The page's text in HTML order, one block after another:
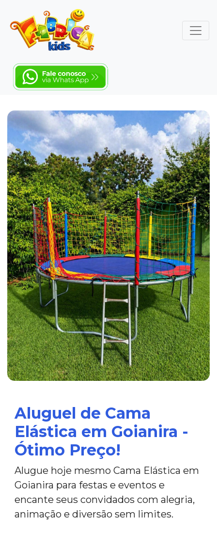
Aluguel de Cama
Elástica em Goianira -
Ótimo Preço!
Alugue hoje mesmo Cama Elástica em
Goianira para festas e eventos e
encante seus convidados com alegria,
animação e diversão sem limites.